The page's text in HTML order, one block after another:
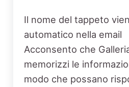
Il nome del tappeto
automatico nella email
Acconsento che
memorizzi le
modo che possano